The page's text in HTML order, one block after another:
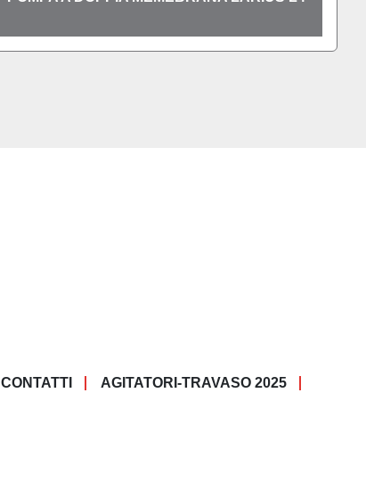
CONTATTI
AGITATORI-TRAVASO 2025